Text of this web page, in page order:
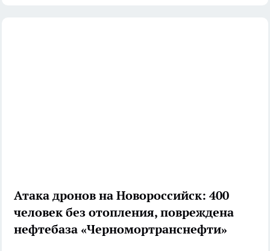
Атака дронов на Новороссийск: 400
человек без отопления, повреждена
нефтебаза «Черномортранснефти»